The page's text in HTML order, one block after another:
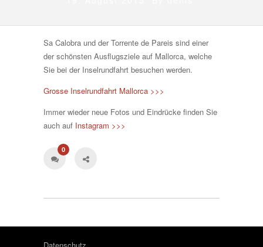
Sa Calobra und der Torrente de Pareis sind einer
der schönsten Ausflugsziele auf Mallorca, welche
Sie bei der Inselrundfahrt besuchen werden.
Grosse Inselrundfahrt Mallorca >>>
Immer wieder neue Fotos und Eindrücke finden Sie
auch auf Instagram >>>
0